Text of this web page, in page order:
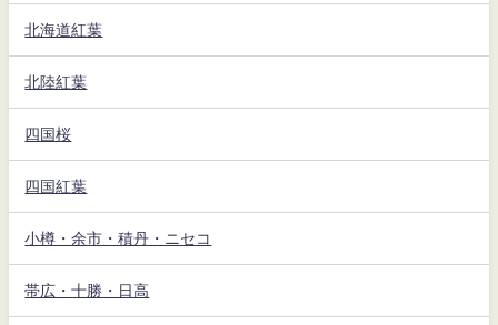
北海道紅葉
北陸紅葉
四国桜
四国紅葉
小樽・余市・積丹・ニセコ
帯広・十勝・日高